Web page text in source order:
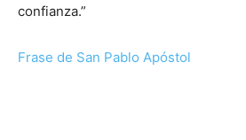
confianza.”
Frase de San Pablo Apóstol